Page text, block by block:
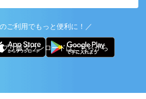
ご利用でもっと便利に！／
プリ版ダウンロードはこちらから